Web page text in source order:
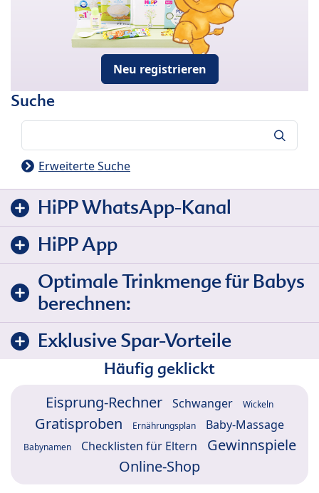
Neu registrieren
Suche
Erweiterte Suche
HiPP WhatsApp-Kanal
HiPP App
Optimale Trinkmenge für Babys
berechnen:
Exklusive Spar-Vorteile
Häufig geklickt
Eisprung-Rechner Schwanger Wickeln
Gratisproben Ernährungsplan Baby-Massage
Babynamen Checklisten für Eltern
Gewinnspiele
Online-Shop